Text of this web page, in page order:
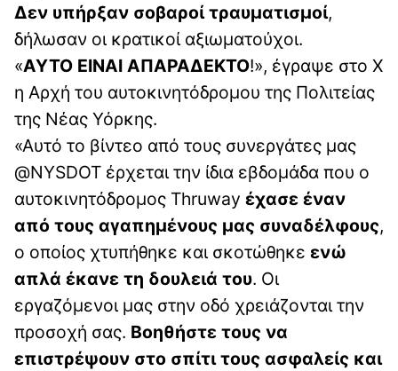
Δεν υπήρξαν σοβαροί τραυματισμοί,
δήλωσαν οι κρατικοί αξιωματούχοι.
«ΑΥΤΟ ΕΙΝΑΙ ΑΠΑΡΑΔΕΚΤΟ!», έγραψε στο Χ
η Αρχή του αυτοκινητόδρομου της Πολιτείας
της Νέας Υόρκης.
«Αυτό το βίντεο από τους συνεργάτες μας
@NYSDOT έρχεται την ίδια εβδομάδα που ο
αυτοκινητόδρομος Thruway έχασε έναν
από τους αγαπημένους μας συναδέλφους,
ο οποίος χτυπήθηκε και σκοτώθηκε ενώ
απλά έκανε τη δουλειά του. Οι
εργαζόμενοι μας στην οδό χρειάζονται την
προσοχή σας. Βοηθήστε τους να
επιστρέψουν στο σπίτι τους ασφαλείς και